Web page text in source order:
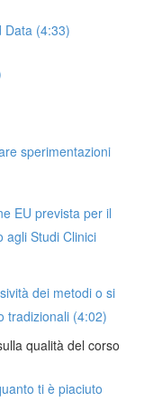
Data (4:33)
sperimentazioni
EU prevista per il
agli Studi Clinici
dei metodi o si
tradizionali (4:02)
qualità del corso
ti è piaciuto